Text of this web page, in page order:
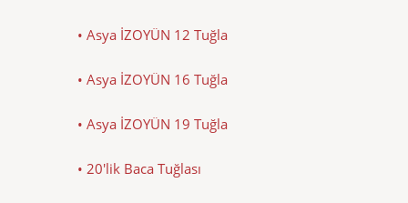
• Asya İZOYÜN 12 Tuğla
• Asya İZOYÜN 16 Tuğla
• Asya İZOYÜN 19 Tuğla
• 20'lik Baca Tuğlası